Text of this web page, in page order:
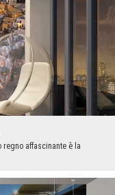
regno affascinante è la